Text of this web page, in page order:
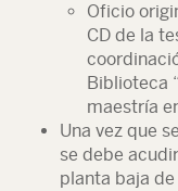
Oficio
CD de la
Biblioteca
maestría
Una vez que
se debe
planta baja